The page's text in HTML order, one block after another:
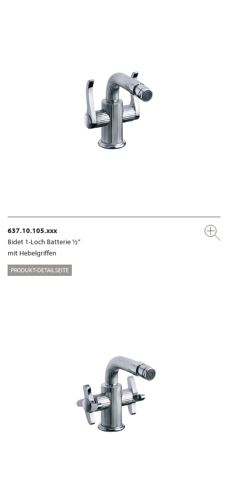
637.10.105.xxx
Bidet 1-Loch Batterie ½“
mit Hebelgriffen
PRODUKT-DETAILSEITE